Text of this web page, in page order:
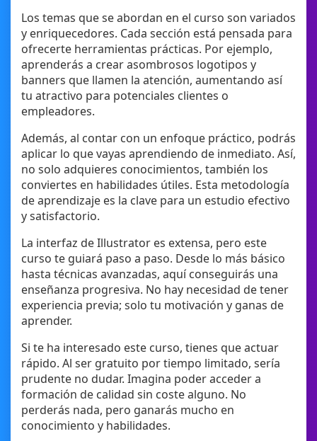
Los temas que se abordan en el curso son variados
y enriquecedores. Cada sección está pensada para
ofrecerte herramientas prácticas. Por ejemplo,
aprenderás a crear asombrosos logotipos y
banners que llamen la atención, aumentando así
tu atractivo para potenciales clientes o
empleadores.
Además, al contar con un enfoque práctico, podrás
aplicar lo que vayas aprendiendo de inmediato. Así,
no solo adquieres conocimientos, también los
conviertes en habilidades útiles. Esta metodología
de aprendizaje es la clave para un estudio efectivo
y satisfactorio.
La interfaz de Illustrator es extensa, pero este
curso te guiará paso a paso. Desde lo más básico
hasta técnicas avanzadas, aquí conseguirás una
enseñanza progresiva. No hay necesidad de tener
experiencia previa; solo tu motivación y ganas de
aprender.
Si te ha interesado este curso, tienes que actuar
rápido. Al ser gratuito por tiempo limitado, sería
prudente no dudar. Imagina poder acceder a
formación de calidad sin coste alguno. No
perderás nada, pero ganarás mucho en
conocimiento y habilidades.